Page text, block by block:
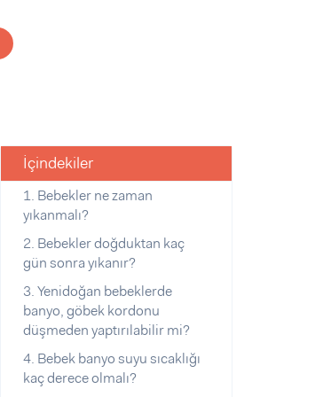
İçindekiler
1. Bebekler ne zaman
yıkanmalı?
2. Bebekler doğduktan kaç
gün sonra yıkanır?
3. Yenidoğan bebeklerde
banyo, göbek kordonu
düşmeden yaptırılabilir mi?
4. Bebek banyo suyu sıcaklığı
kaç derece olmalı?